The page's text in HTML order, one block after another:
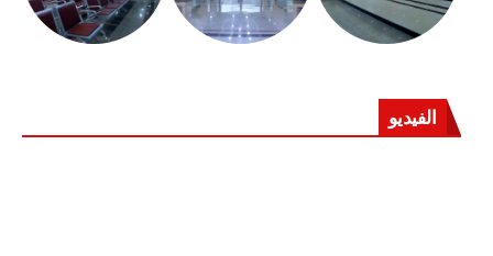
الفيديو